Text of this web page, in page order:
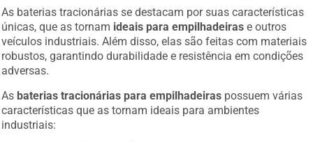
As baterias tracionárias se destacam por suas características
únicas, que as tornam ideais para empilhadeiras e outros
veículos industriais. Além disso, elas são feitas com materiais
robustos, garantindo durabilidade e resistência em condições
adversas.
As baterias tracionárias para empilhadeiras possuem várias
características que as tornam ideais para ambientes
industriais: